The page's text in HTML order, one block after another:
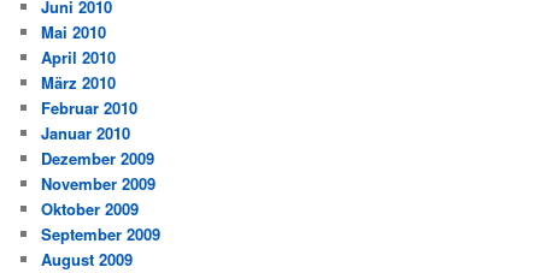
Juni 2010
Mai 2010
April 2010
März 2010
Februar 2010
Januar 2010
Dezember 2009
November 2009
Oktober 2009
September 2009
August 2009